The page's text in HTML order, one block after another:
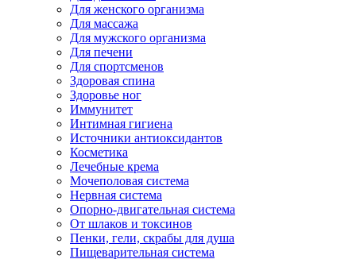
Для женского организма
Для массажа
Для мужского организма
Для печени
Для спортсменов
Здоровая спина
Здоровье ног
Иммунитет
Интимная гигиена
Источники антиоксидантов
Косметика
Лечебные крема
Мочеполовая система
Нервная система
Опорно-двигательная система
От шлаков и токсинов
Пенки, гели, скрабы для душа
Пищеварительная система